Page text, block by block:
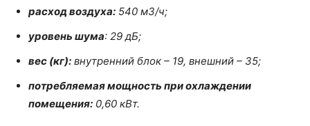
расход воздуха: 540 м3/ч;
уровень шума: 29 дБ;
вес (кг): внутренний блок – 19, внешний – 35;
потребляемая мощность при охлаждении
помещения: 0,60 кВт.